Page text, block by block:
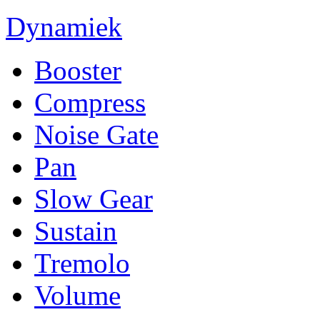
Dynamiek
Booster
Compress
Noise Gate
Pan
Slow Gear
Sustain
Tremolo
Volume